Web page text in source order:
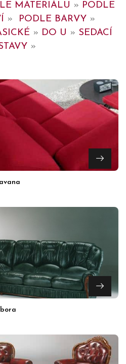
MATERIÁLU » PODLE
» PODLE BARVY »
» DO U » SEDACÍ
»